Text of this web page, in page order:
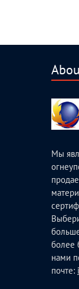
Мы
более
нами
почте: